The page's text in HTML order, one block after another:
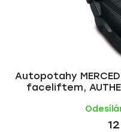
Autopotahy
faceliftem,